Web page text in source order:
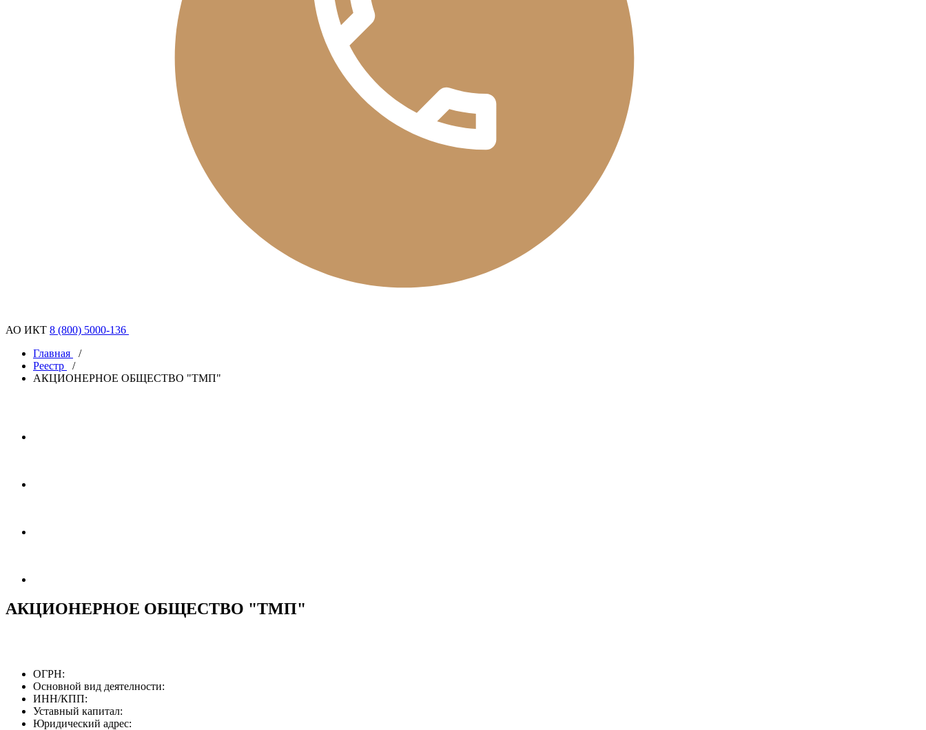
АО ИКТ 8 (800) 5000-136
Главная
/
Реестр
/
АКЦИОНЕРНОЕ ОБЩЕСТВО "ТМП"
АКЦИОНЕРНОЕ ОБЩЕСТВО "ТМП"
ОГРН:
Основной вид деятелности:
ИНН/КПП:
Уставный капитал:
Юридический адрес: